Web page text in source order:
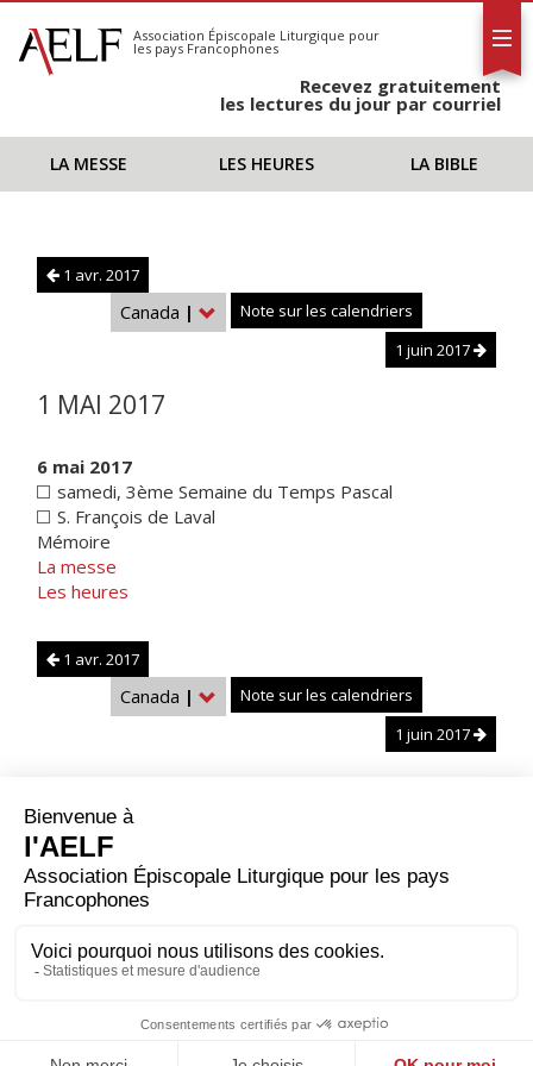
S'abonner
Calendrier
Association Épiscopale Liturgique pour
les pays Francophones
Recevez gratuitement
les lectures du jour par courriel
LA MESSE LES HEURES LA BIBLE
1 avr. 2017
Canada |
Note sur les calendriers
1 juin 2017
1 MAI 2017
6 mai 2017
samedi, 3ème Semaine du Temps Pascal
S. François de Laval
Mémoire
La messe
Les heures
1 avr. 2017
Canada |
Note sur les calendriers
1 juin 2017